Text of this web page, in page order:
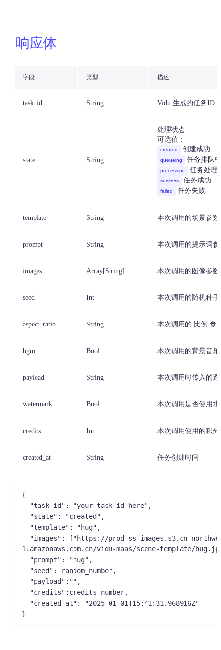
响应体
字段 类型 描述
task_id String Vidu 生成的任务ID
state String
处理状态
可选值：
created 创建成功
queueing 任务排队中
processing 任务处理
success 任务成功
failed 任务失败
template String 本次调用的场景参数
prompt String 本次调用的提示词参
images Array[String] 本次调用的图像参数
seed Int 本次调用的随机种子
aspect_ratio String 本次调用的 比例 参
bgm Bool 本次调用的背景音乐
payload String 本次调用时传入的
watermark Bool 本次调用是否使用水
credits Int 本次调用使用的积分
created_at String 任务创建时间
{
1.amazonaws.com.cn/vidu-maas/scene-template/
}